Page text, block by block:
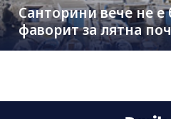
Санторини вече не е
фаворит за лятна